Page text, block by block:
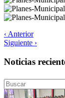
‹ Anterior
Siguiente ›
Noticias